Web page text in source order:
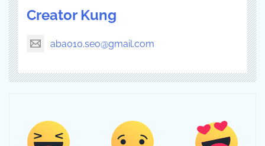
Creator Kung
aba010.seo@gmail.com